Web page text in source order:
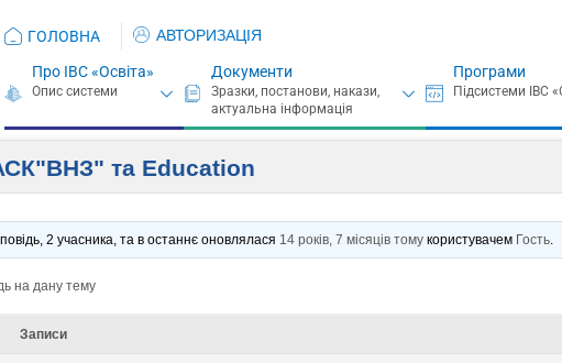
ГОЛОВНА АВТОРИЗАЦІЯ
Про ІВС «Освіта» Документи Програми
та Eduсation
2 учасника, та в останнє оновлялася 14 років, 7 місяців тому користувачем Гость
на дану тему
Записи